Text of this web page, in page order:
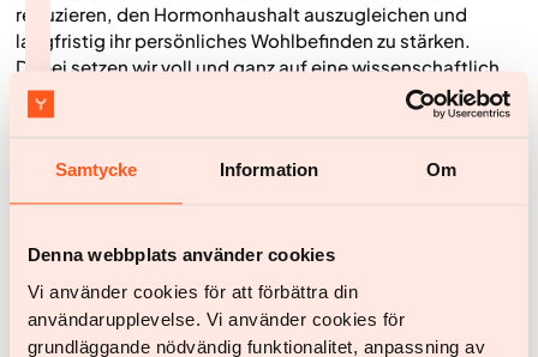
Samtycke Information Om
Denna webbplats använder cookies
Vi använder cookies för att förbättra din
användarupplevelse. Vi använder cookies för
grundläggande nödvändig funktionalitet, anpassning av
reduzieren, den Hormonhaushalt auszugleichen und
langfristig ihr persönliches Wohlbefinden zu stärken.
Dabei setzen wir voll und ganz auf eine wissenschaftlich
fundierte, respektvolle Betreuung.
So kannst duheute